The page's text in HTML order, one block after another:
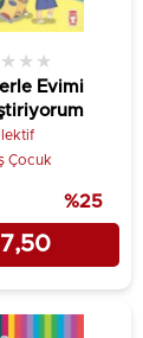
Evimi
★ ★ ★
Çocuk
%25